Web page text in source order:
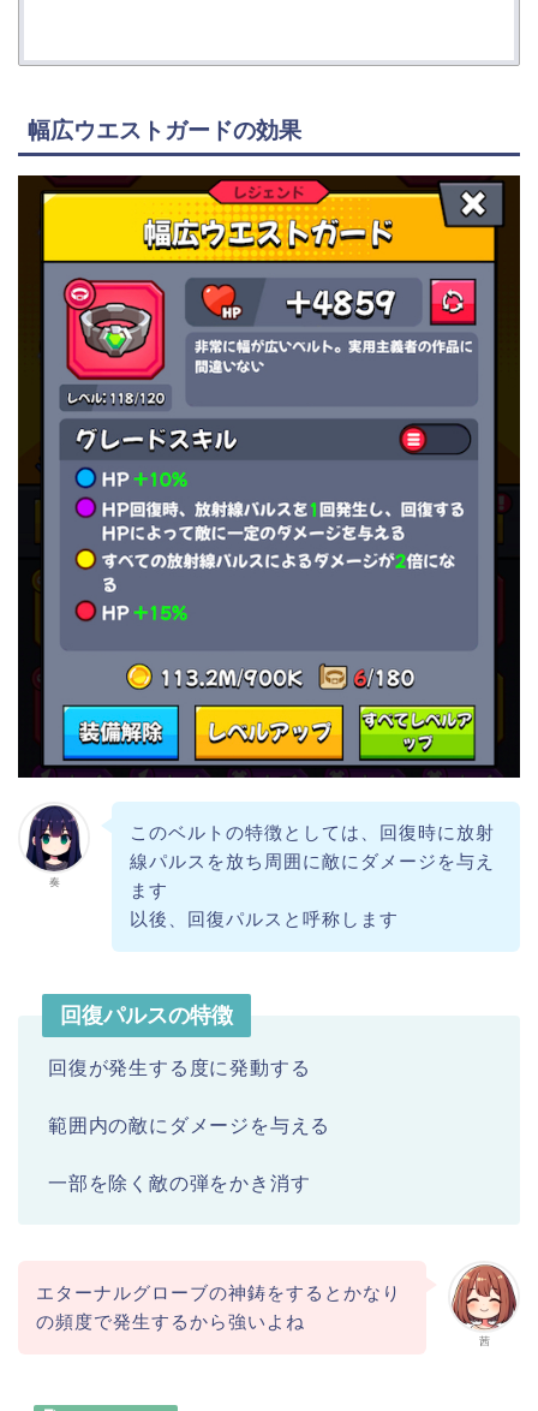
幅広ウエストガードの効果
奏
このベルトの特徴としては、回復時に放射
線パルスを放ち周囲に敵にダメージを与え
ます
以後、回復パルスと呼称します
回復パルスの特徴
回復が発生する度に発動する
範囲内の敵にダメージを与える
一部を除く敵の弾をかき消す
茜
エターナルグローブの神鋳をするとかなり
の頻度で発生するから強いよね